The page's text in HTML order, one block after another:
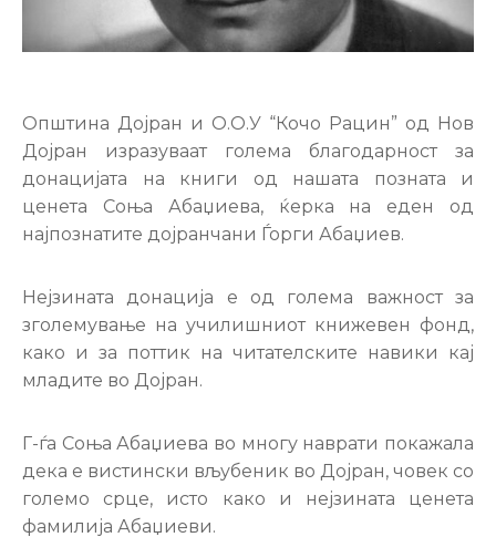
Настани
Општина Дојран и О.О.У “Кочо Рацин” од Нов
Дојран изразуваат голема благодарност за
донацијата на книги од нашата позната и
ценета Соња Абаџиева, ќерка на еден од
најпознатите дојранчани Ѓорги Абаџиев.
Нејзината донација е од голема важност за
зголемување на училишниот книжевен фонд,
како и за поттик на читатeлските навики кај
младите во Дојран.
Г-ѓа Соња Абаџиева во многу наврати покажала
дека е вистински вљубеник во Дојран, човек со
големо срце, исто како и нејзината ценета
фамилија Абаџиеви.